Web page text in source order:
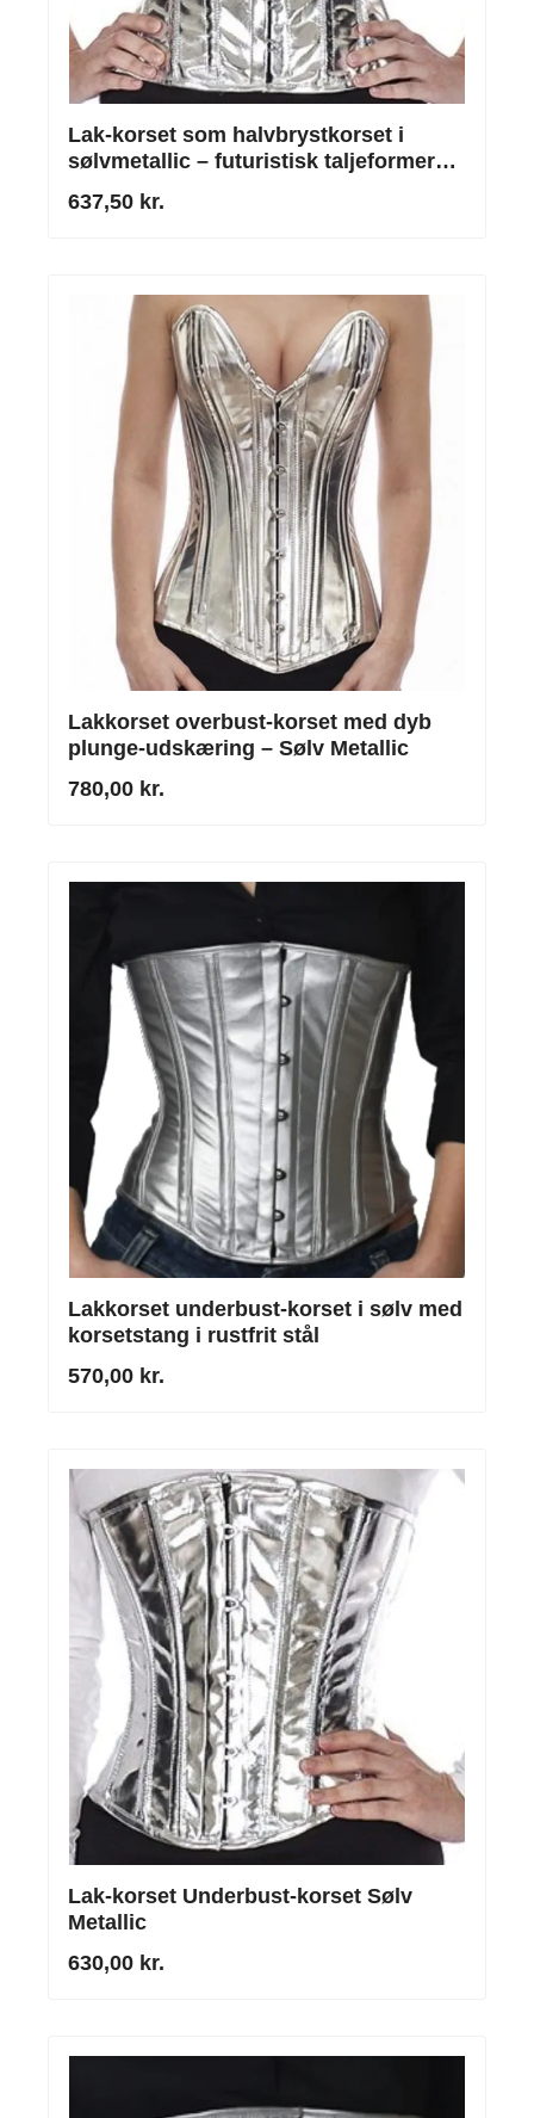
Lak-korset som halvbrystkorset i
sølvmetallic – futuristisk taljeformer
efter mål
637,50 kr.
Lakkorset overbust-korset med dyb
plunge-udskæring – Sølv Metallic
780,00 kr.
Lakkorset underbust-korset i sølv med
korsetstang i rustfrit stål
570,00 kr.
Lak-korset Underbust-korset Sølv
Metallic
630,00 kr.